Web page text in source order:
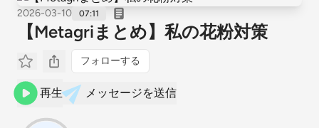
2026-03-10 07:11
【Metagriまとめ】私の花粉対策
フォローする
再生 メッセージを送信